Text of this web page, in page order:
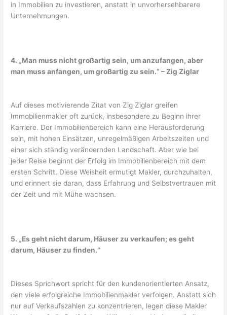
in Immobilien zu investieren, anstatt in unvorhersehbarere
Unternehmungen.
4. „Man muss nicht großartig sein, um anzufangen, aber
man muss anfangen, um großartig zu sein.“ – Zig Ziglar
Auf dieses motivierende Zitat von Zig Ziglar greifen
Immobilienmakler oft zurück, insbesondere zu Beginn ihrer
Karriere. Der Immobilienbereich kann eine Herausforderung
sein, mit hohen Einsätzen, unregelmäßigen Arbeitszeiten und
einer sich ständig verändernden Landschaft. Aber wie bei
jeder Reise beginnt der Erfolg im Immobilienbereich mit dem
ersten Schritt. Diese Weisheit ermutigt Makler, durchzuhalten,
und erinnert sie daran, dass Erfahrung und Selbstvertrauen mit
der Zeit und mit Mühe wachsen.
5. „Es geht nicht darum, Häuser zu verkaufen; es geht
darum, Häuser zu finden.“
Dieses Sprichwort spricht für den kundenorientierten Ansatz,
den viele erfolgreiche Immobilienmakler verfolgen. Anstatt sich
nur auf Verkaufszahlen zu konzentrieren, legen diese Makler